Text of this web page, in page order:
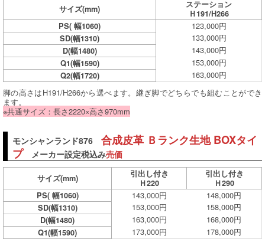
サイズ(mm)
ステーション
Ｈ191/H266
PS( 幅1060)
123,000円
SD(幅1310) 133,000円
D(幅1480) 143,000円
Q1(幅1590) 153,000円
Q2(幅1720)
163,000円
脚の高さはH191/H266から選べます。継ぎ脚でどちらでも組むことができ
ます。
※共通サイズ：長さ2220×高さ970mm
モンシャンランド876 合成皮革 Ｂランク生地 BOXタイ
プメーカー設定税込み売価
サイズ(mm)
引出し付き
Ｈ220
引出し付き
Ｈ290
PS( 幅1060)
143,000円 148,000円
SD(幅1310) 153,000円 158,000円
D(幅1480) 163,000円 168,000円
Q1(幅1590) 173,000円
178,000円